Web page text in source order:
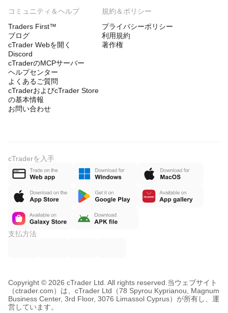
コミュニティ＆ヘルプ
Traders First™
ブログ
cTrader Webを開く
Discord
cTraderのMCPサーバー
ヘルプセンター
よくあるご質問
cTraderおよびcTrader Store
の基本情報
お問い合わせ
規約＆ポリシー
プライバシーポリシー
利用規約
著作権
cTraderを入手
支払方法
Copyright © 2026 cTrader Ltd. All rights reserved. 当ウェブサイト
（ctrader.com）は、cTrader Ltd（78 Spyrou Kyprianou, Magnum
Business Center, 3rd Floor, 3076 Limassol Cyprus）が所有し、運
営しています。